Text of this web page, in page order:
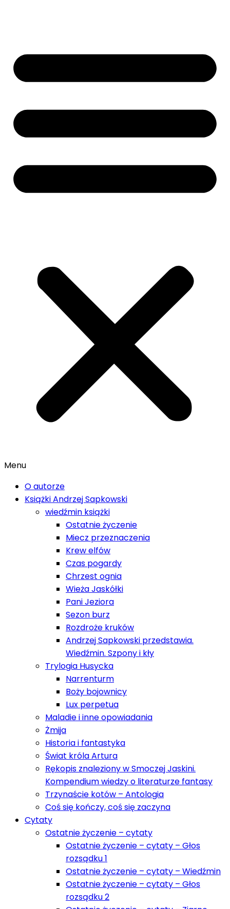
Menu
O autorze
Książki Andrzej Sapkowski
wiedźmin książki
Ostatnie życzenie
Miecz przeznaczenia
Krew elfów
Czas pogardy
Chrzest ognia
Wieża Jaskółki
Pani Jeziora
Sezon burz
Rozdroże kruków
Andrzej Sapkowski przedstawia.
Wiedźmin. Szpony i kły
Trylogia Husycka
Narrenturm
Boży bojownicy
Lux perpetua
Maladie i inne opowiadania
Żmija
Historia i fantastyka
Świat króla Artura
Rękopis znaleziony w Smoczej Jaskini.
Kompendium wiedzy o literaturze fantasy
Trzynaście kotów – Antologia
Coś się kończy, coś się zaczyna
Cytaty
Ostatnie życzenie – cytaty
Ostatnie życzenie – cytaty – Głos
rozsądku 1
Ostatnie życzenie – cytaty – Wiedźmin
Ostatnie życzenie – cytaty – Głos
rozsądku 2